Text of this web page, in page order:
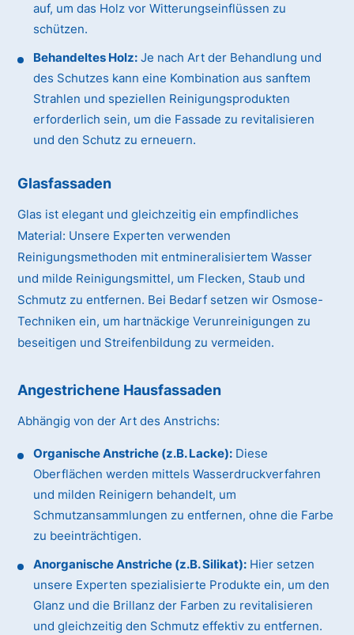
auf, um das Holz vor Witterungseinflüssen zu
schützen.
Behandeltes Holz: Je nach Art der Behandlung und
des Schutzes kann eine Kombination aus sanftem
Strahlen und speziellen Reinigungsprodukten
erforderlich sein, um die Fassade zu revitalisieren
und den Schutz zu erneuern.
Glasfassaden
Glas ist elegant und gleichzeitig ein empfindliches
Material: Unsere Experten verwenden
Reinigungsmethoden mit entmineralisiertem Wasser
und milde Reinigungsmittel, um Flecken, Staub und
Schmutz zu entfernen. Bei Bedarf setzen wir Osmose-
Techniken ein, um hartnäckige Verunreinigungen zu
beseitigen und Streifenbildung zu vermeiden.
Angestrichene Hausfassaden
Abhängig von der Art des Anstrichs:
Organische Anstriche (z.B. Lacke): Diese
Oberflächen werden mittels Wasserdruckverfahren
und milden Reinigern behandelt, um
Schmutzansammlungen zu entfernen, ohne die Farbe
zu beeinträchtigen.
Anorganische Anstriche (z.B. Silikat): Hier setzen
unsere Experten spezialisierte Produkte ein, um den
Glanz und die Brillanz der Farben zu revitalisieren
und gleichzeitig den Schmutz effektiv zu entfernen.